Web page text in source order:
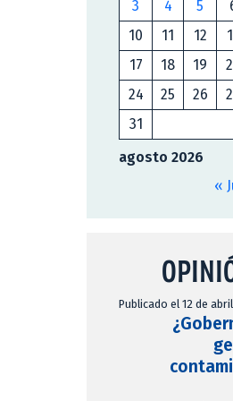
agosto 2026
3
4 5
10
11 12
17
18 19
24
25 26
31
«
Publicado el 12 de